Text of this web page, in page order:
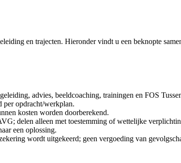
en trajecten. Hieronder vindt u een beknopte
advies, beeldcoaching, trainingen en FOS
per opdracht/werkplan.
kosten worden doorberekend.
delen alleen met toestemming of wettelijke
een oplossing.
wordt uitgekeerd; geen vergoeding van